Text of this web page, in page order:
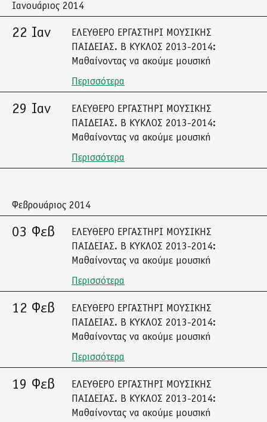
Ιανουάριος 2014
22 Ιαν
ΕΛΕΥΘΕΡΟ ΕΡΓΑΣΤΗΡΙ ΜΟΥΣΙΚΗΣ
ΠΑΙΔΕΙΑΣ. Β ΚΥΚΛΟΣ 2013-2014:
Μαθαίνοντας να ακούμε μουσική
Περισσότερα
29 Ιαν
ΕΛΕΥΘΕΡΟ ΕΡΓΑΣΤΗΡΙ ΜΟΥΣΙΚΗΣ
ΠΑΙΔΕΙΑΣ. Β ΚΥΚΛΟΣ 2013-2014:
Μαθαίνοντας να ακούμε μουσική
Περισσότερα
Φεβρουάριος 2014
03 Φεβ
ΕΛΕΥΘΕΡΟ ΕΡΓΑΣΤΗΡΙ ΜΟΥΣΙΚΗΣ
ΠΑΙΔΕΙΑΣ. Β ΚΥΚΛΟΣ 2013-2014:
Μαθαίνοντας να ακούμε μουσική
Περισσότερα
12 Φεβ
ΕΛΕΥΘΕΡΟ ΕΡΓΑΣΤΗΡΙ ΜΟΥΣΙΚΗΣ
ΠΑΙΔΕΙΑΣ. Β ΚΥΚΛΟΣ 2013-2014:
Μαθαίνοντας να ακούμε μουσική
Περισσότερα
19 Φεβ
ΕΛΕΥΘΕΡΟ ΕΡΓΑΣΤΗΡΙ ΜΟΥΣΙΚΗΣ
ΠΑΙΔΕΙΑΣ. Β ΚΥΚΛΟΣ 2013-2014:
Μαθαίνοντας να ακούμε μουσική